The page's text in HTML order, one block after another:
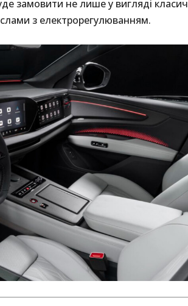
замовити не лише у вигляді
з електрорегулюванням.